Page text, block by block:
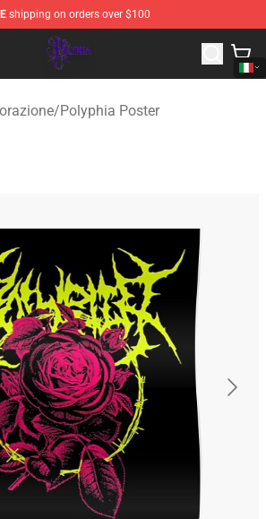
shipping on orders over $100
- Official Polyphia Merchandise Store
/Polyphia Poster